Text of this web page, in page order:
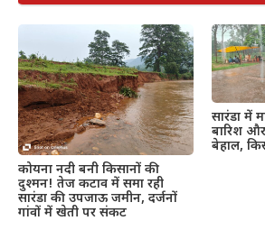
कोयना नदी बनी किसानों की
दुश्मन! तेज कटाव में समा रही
सारंडा की उपजाऊ जमीन, दर्जनों
गांवों में खेती पर संकट
सारंडा में
बारिश
बेहाल,